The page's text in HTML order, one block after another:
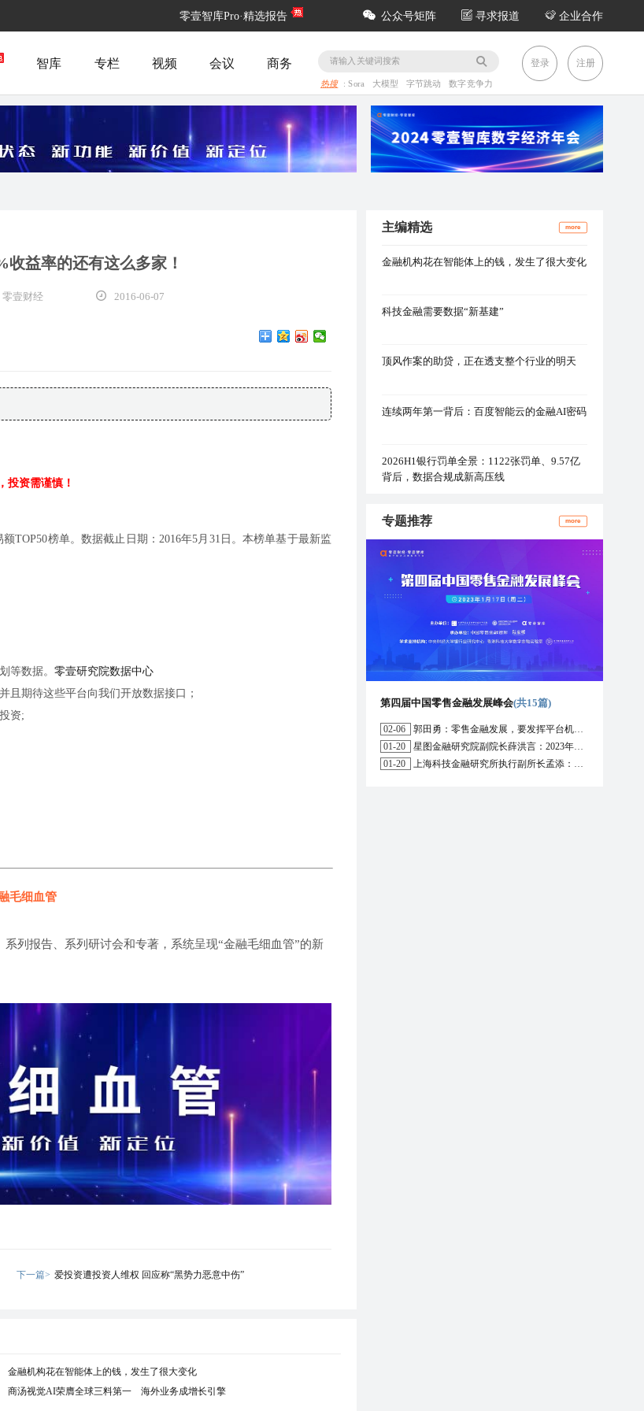
零壹智库Pro·精选报告 公众号矩阵 寻求报道 企业合作
智库 专栏 视频 会议 商务
热搜 :Sora 大模型 字节跳动 数字竞争力
登录 注册
收益率的还有这么多家！
壹财经 2016-06-07
投资需谨慎！
TOP50榜单。数据截止日期：2016年5月31日。本榜单基于最新监
等数据。 零壹研究院数据中心
且期待这些平台向我们开放数据接口；
资;
毛细血管
列报告、系列研讨会和专著，系统呈现“金融毛细血管”的新
下一篇> 爱投资遭投资人维权 回应称“黑势力恶意中伤”
金融机构花在智能体上的钱，发生了很大变化
商汤视觉AI荣膺全球三料第一 海外业务成增长引擎
主编精选 more
金融机构花在智能体上的钱，发生了很大变化
科技金融需要数据“新基建”
顶风作案的助贷，正在透支整个行业的明天
连续两年第一背后：百度智能云的金融AI密码
2026H1银行罚单全景：1122张罚单、9.57亿
背后，数据合规成新高压线
专题推荐 more
第四届中国零售金融发展峰会(共15篇)
02-06
郭田勇：零售金融发展，要发挥平台机构的作用
01-20
星图金融研究院副院长薛洪言：2023年消费信贷或迎来新起点
01-20
上海科技金融研究所执行副所长孟添：开放银行与嵌入式金融为数字普惠金融带来更大发展空间